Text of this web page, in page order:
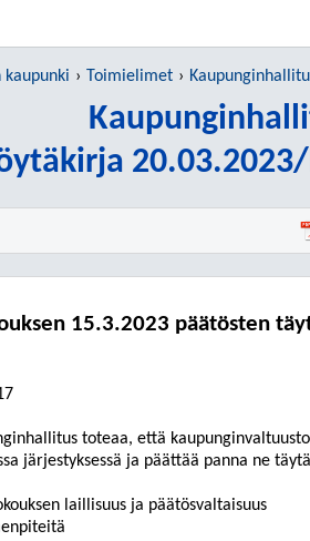
kaupunki Toimielimet
15.3.2023 päätösten
toteaa, että
järjestyksessä ja päättää panna ne
laillisuus ja päätösvaltaisuus